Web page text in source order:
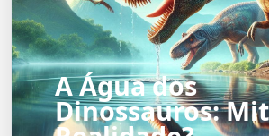
A Água dos
Dinossauros: